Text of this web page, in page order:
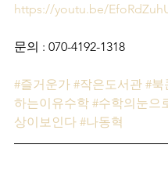
https://youtu.be/
문의 : 070-4192-1318
#즐거운가 #작은도서관 #북
하는이유수학 #수학의눈으
상이보인다 #나동혁